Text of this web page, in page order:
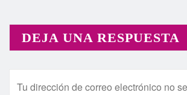
DEJA UNA RESPUESTA
Tu dirección de correo electrónico no